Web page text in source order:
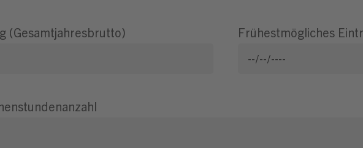
(Gesamtjahresbrutto) Frühestmögliches